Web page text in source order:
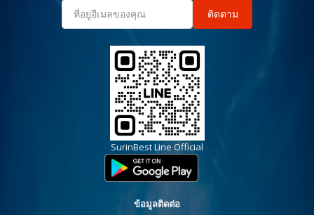
ติดตาม
SurinBest Line Official
ข้อมูลติดต่อ